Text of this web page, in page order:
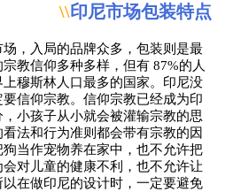
\\印尼市场包装特点
，入局的品牌众多，包装则是最
教信仰多种多样，但有 87%的人
穆斯林人口最多的国家。印尼没
信仰宗教。信仰宗教已经成为印
小孩子从小就会被灌输宗教的思
法和行为准则都会带有宗教的因
当作宠物养在家中，也不允许把
对儿童的健康不利，也不允许让
在做印尼的设计时，一定要避免